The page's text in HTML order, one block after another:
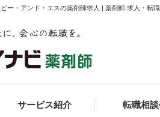
ー・アンド・エスの薬剤師求人 | 薬剤師 求人・転職
サービス紹介 転職相